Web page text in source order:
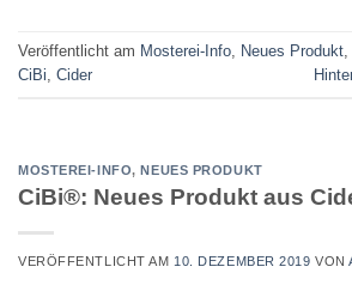
Veröffentlicht am Mosterei-Info, Neues Produkt,
CiBi, Cider
MOSTEREI-INFO,NEUES PRODUKT
CiBi®: Neues Produkt aus
VERÖFFENTLICHT AM 10. DEZEMBER 2019 VON